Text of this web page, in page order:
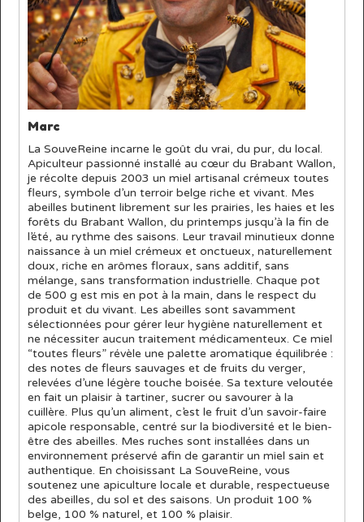
Marc
La SouveReine incarne le goût du vrai, du pur, du local.
Apiculteur passionné installé au cœur du Brabant Wallon,
je récolte depuis 2003 un miel artisanal crémeux toutes
fleurs, symbole d’un terroir belge riche et vivant. Mes
abeilles butinent librement sur les prairies, les haies et les
forêts du Brabant Wallon, du printemps jusqu’à la fin de
l’été, au rythme des saisons. Leur travail minutieux donne
naissance à un miel crémeux et onctueux, naturellement
doux, riche en arômes floraux, sans additif, sans
mélange, sans transformation industrielle. Chaque pot
de 500 g est mis en pot à la main, dans le respect du
produit et du vivant. Les abeilles sont savamment
sélectionnées pour gérer leur hygiène naturellement et
ne nécessiter aucun traitement médicamenteux. Ce miel
“toutes fleurs” révèle une palette aromatique équilibrée :
des notes de fleurs sauvages et de fruits du verger,
relevées d’une légère touche boisée. Sa texture veloutée
en fait un plaisir à tartiner, sucrer ou savourer à la
cuillère. Plus qu’un aliment, c’est le fruit d’un savoir-faire
apicole responsable, centré sur la biodiversité et le bien-
être des abeilles. Mes ruches sont installées dans un
environnement préservé afin de garantir un miel sain et
authentique. En choisissant La SouveReine, vous
soutenez une apiculture locale et durable, respectueuse
des abeilles, du sol et des saisons. Un produit 100 %
belge, 100 % naturel, et 100 % plaisir.